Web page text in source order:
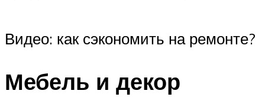
Видео: как сэкономить на ремонте?
Мебель и декор